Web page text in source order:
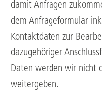
damit Anfragen
dem Anfrageformular
Kontaktdaten zur
dazugehöriger
Daten werden wir nicht
weitergeben.